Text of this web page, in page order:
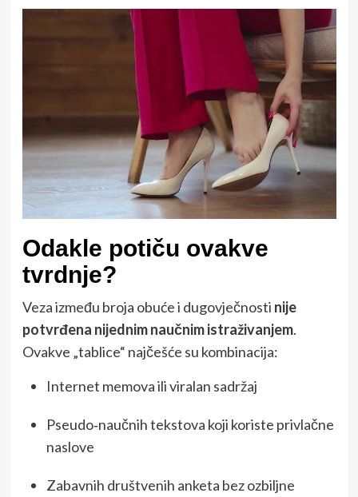
Odakle potiču ovakve
tvrdnje?
Veza između broja obuće i dugovječnosti nije
potvrđena nijednim naučnim istraživanjem.
Ovakve „tablice“ najčešće su kombinacija:
Internet memova ili viralan sadržaj
Pseudo‑naučnih tekstova koji koriste privlačne
naslove
Zabavnih društvenih anketa bez ozbiljne